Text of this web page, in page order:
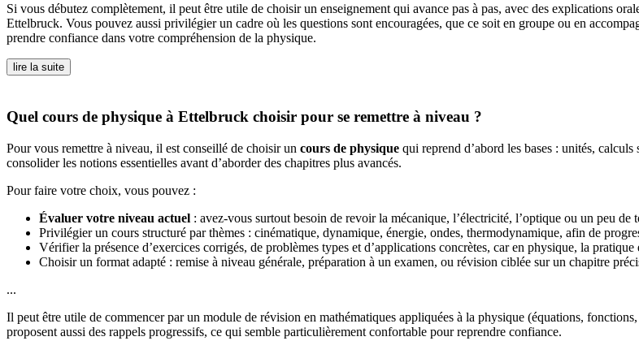
Si vous débutez complètement, il peut être utile de choisir un enseignement qui avance pas à pas, avec des explications
Ettelbruck. Vous pouvez aussi privilégier un cadre où les questions sont encouragées, que ce soit en groupe ou en
prendre confiance dans votre compréhension de la physique.
lire la suite
Quel cours de physique à Ettelbruck choisir pour se remettre à niveau ?
Pour vous remettre à niveau, il est conseillé de choisir un cours de physique qui reprend d’abord les bases : unités,
consolider les notions essentielles avant d’aborder des chapitres plus avancés.
Pour faire votre choix, vous pouvez :
Évaluer votre niveau actuel : avez-vous surtout besoin de revoir la mécanique, l’électricité, l’optique ou un peu
Privilégier un cours structuré par thèmes : cinématique, dynamique, énergie, ondes, thermodynamique, afin de
Vérifier la présence d’exercices corrigés, de problèmes types et d’applications concrètes, car en physique, la
Choisir un format adapté : remise à niveau générale, préparation à un examen, ou révision ciblée sur un chapitre
...
Il peut être utile de commencer par un module de révision en mathématiques appliquées à la physique (équations,
proposent aussi des rappels progressifs, ce qui semble particulièrement confortable pour reprendre confiance.